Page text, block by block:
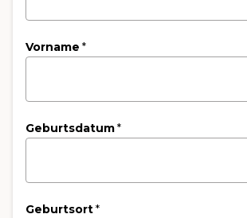
Vorname *
Geburtsdatum*
Geburtsort*